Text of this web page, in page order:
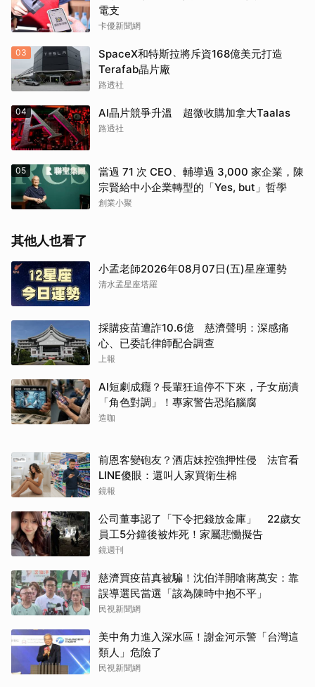
電支
卡優新聞網
03
SpaceX和特斯拉將斥資168億美元打造
Terafab晶片廠
路透社
04 AI晶片競爭升溫 超微收購加拿大Taalas
路透社
05
當過 71 次 CEO、輔導過 3,000 家企業，陳
宗賢給中小企業轉型的「Yes, but」哲學
創業小聚
其他人也看了
小孟老師2026年08月07日(五)星座運勢
清水孟星座塔羅
採購疫苗遭詐10.6億 慈濟聲明：深感痛
心、已委託律師配合調查
上報
AI短劇成癮？長輩狂追停不下來，子女崩潰
「角色對調」！專家警告恐陷腦腐
造咖
前恩客變砲友？酒店妹控強押性侵 法官看
LINE傻眼：還叫人家買衛生棉
鏡報
公司董事認了「下令把錢放金庫」 22歲女
員工5分鐘後被炸死！家屬悲慟擬告
鏡週刊
慈濟買疫苗真被騙！沈伯洋開嗆蔣萬安：靠
誤導選民當選「該為陳時中抱不平」
民視新聞網
美中角力進入深水區！謝金河示警「台灣這
類人」危險了
民視新聞網
取消